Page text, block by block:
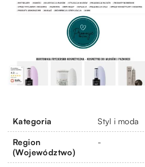
Kategoria Styl i moda
Region
(Województwo)
-